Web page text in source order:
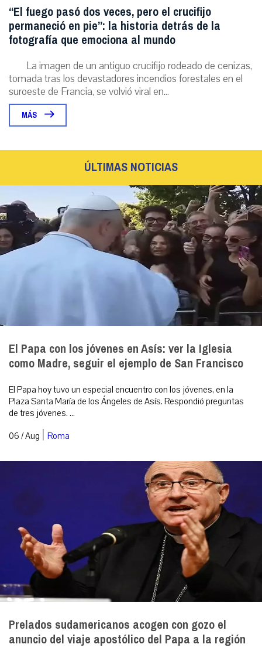
“El fuego pasó dos veces, pero el crucifijo
permaneció en pie”: la historia detrás de la
fotografía que emociona al mundo
La imagen de un antiguo crucifijo rodeado de cenizas,
tomada tras los devastadores incendios forestales en el
suroeste de Francia, se volvió viral en...
MÁS
ÚLTIMAS NOTICIAS
El Papa con los jóvenes en Asís: ver la Iglesia
como Madre, seguir el ejemplo de San Francisco
El Papa hoy tuvo un especial encuentro con los jóvenes, en la
Plaza Santa María de los Ángeles de Asís. Respondió preguntas
de tres jóvenes. ...
06 / Aug | Roma
Prelados sudamericanos acogen con gozo el
anuncio del viaje apostólico del Papa a la región